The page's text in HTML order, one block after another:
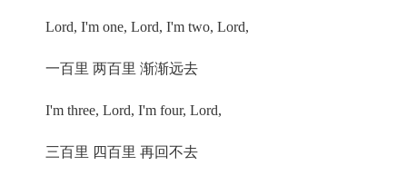
Lord, I'm one, Lord, I'm two, Lord,
一百里 两百里 渐渐远去
I'm three, Lord, I'm four, Lord,
三百里 四百里 再回不去